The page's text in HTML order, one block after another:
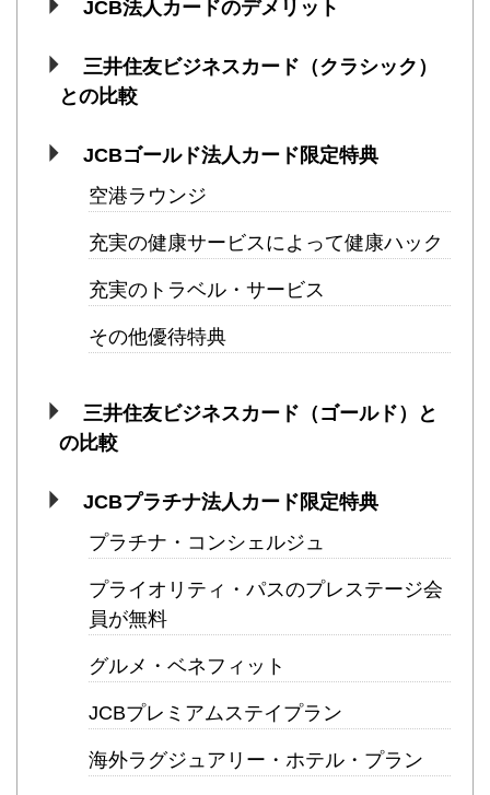
JCB法人カードのデメリット
三井住友ビジネスカード（クラシック）
との比較
JCBゴールド法人カード限定特典
空港ラウンジ
充実の健康サービスによって健康ハック
充実のトラベル・サービス
その他優待特典
三井住友ビジネスカード（ゴールド）と
の比較
JCBプラチナ法人カード限定特典
プラチナ・コンシェルジュ
プライオリティ・パスのプレステージ会
員が無料
グルメ・ベネフィット
JCBプレミアムステイプラン
海外ラグジュアリー・ホテル・プラン